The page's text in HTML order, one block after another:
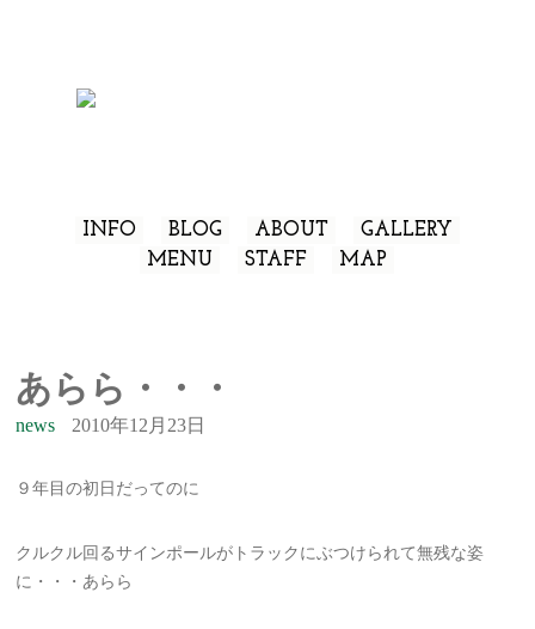
INFO BLOG ABOUT
GALLERY
MENU
STAFF MAP
あらら・・・
news 2010年12月23日
９年目の初日だってのに
クルクル回るサインポールがトラックにぶつけられて無残な姿
に・・・あらら